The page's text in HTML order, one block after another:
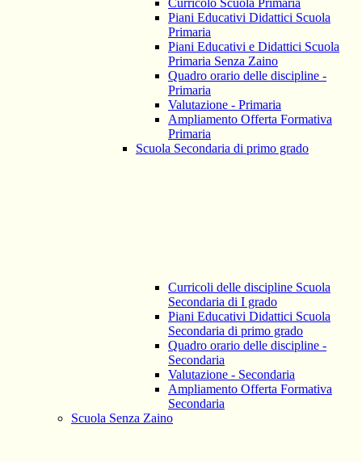
Curricolo Scuola Primaria
Piani Educativi Didattici Scuola
Primaria
Piani Educativi e Didattici Scuola
Primaria Senza Zaino
Quadro orario delle discipline -
Primaria
Valutazione - Primaria
Ampliamento Offerta Formativa
Primaria
Scuola Secondaria di primo grado
Curricoli delle discipline Scuola
Secondaria di I grado
Piani Educativi Didattici Scuola
Secondaria di primo grado
Quadro orario delle discipline -
Secondaria
Valutazione - Secondaria
Ampliamento Offerta Formativa
Secondaria
Scuola Senza Zaino